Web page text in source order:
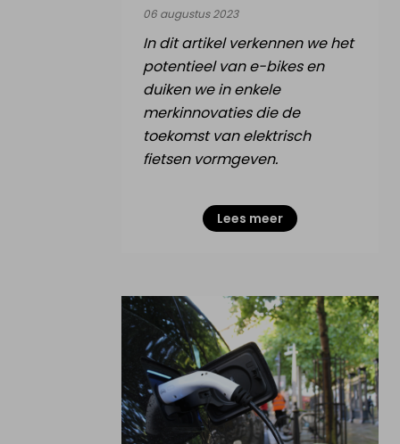
06 augustus 2023
In dit artikel verkennen we het
potentieel van e-bikes en
duiken we in enkele
merkinnovaties die de
toekomst van elektrisch
fietsen vormgeven.
Lees meer